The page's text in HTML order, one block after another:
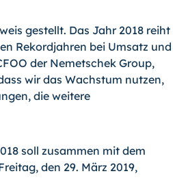
gestellt. Das Jahr 2018 reiht
Rekordjahren bei Umsatz und
der Nemetschek Group,
wir das Wachstum nutzen,
die weitere
soll zusammen mit dem
den 29. März 2019,